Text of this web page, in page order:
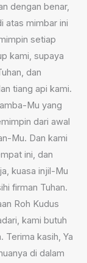
dengan benar,
atas mimbar ini
setiap
kami, supaya
dan
tiang api kami.
Mu yang
dari awal
Mu. Dan kami
ini, dan
kuasa injil-Mu
firman Tuhan.
Roh Kudus
kami butuh
Terima kasih, Ya
di dalam